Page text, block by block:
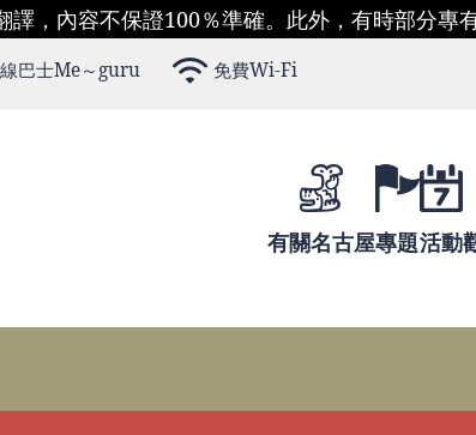
譯，內容不保證100％準確。此外，有時部分專
巴士Me～guru 免費Wi-Fi
有關名古屋專題活動